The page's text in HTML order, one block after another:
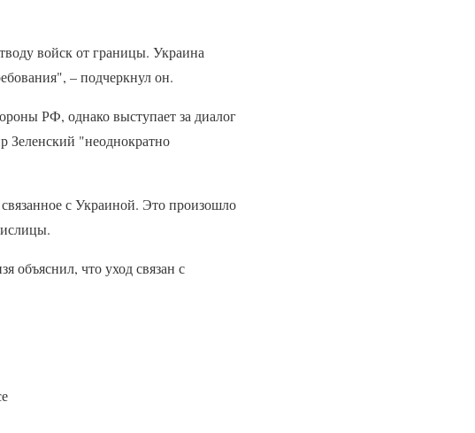
войск от границы. Украина
– подчеркнул он.
РФ, однако выступает за диалог
Зеленский "неоднократно
с Украиной. Это произошло
объяснил, что уход связан с